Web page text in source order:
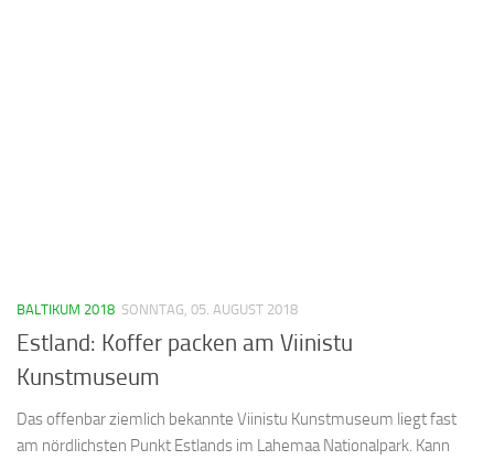
BALTIKUM 2018 SONNTAG, 05. AUGUST 2018
Estland: Koffer packen am Viinistu
Kunstmuseum
Das offenbar ziemlich bekannte Viinistu Kunstmuseum liegt fast
am nördlichsten Punkt Estlands im Lahemaa Nationalpark. Kann